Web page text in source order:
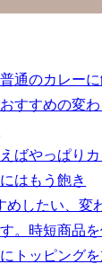
通のカレー
すすめの変わ
ばやっぱりカ
はもう飽き
めしたい、変
。時短商品
トッピングを